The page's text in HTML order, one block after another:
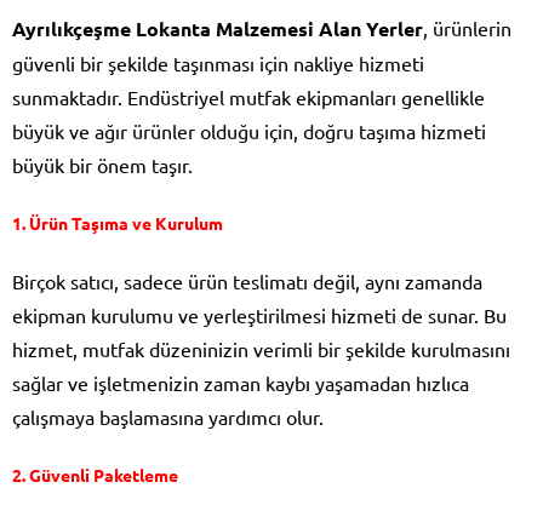
Ayrılıkçeşme Lokanta Malzemesi Alan Yerler, ürünlerin
güvenli bir şekilde taşınması için nakliye hizmeti
sunmaktadır. Endüstriyel mutfak ekipmanları genellikle
büyük ve ağır ürünler olduğu için, doğru taşıma hizmeti
büyük bir önem taşır.
1. Ürün Taşıma ve Kurulum
Birçok satıcı, sadece ürün teslimatı değil, aynı zamanda
ekipman kurulumu ve yerleştirilmesi hizmeti de sunar. Bu
hizmet, mutfak düzeninizin verimli bir şekilde kurulmasını
sağlar ve işletmenizin zaman kaybı yaşamadan hızlıca
çalışmaya başlamasına yardımcı olur.
2.Güvenli Paketleme